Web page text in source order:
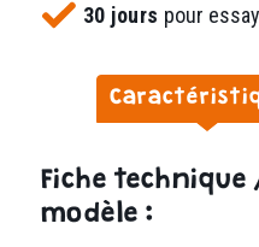
30 jours pour
Fiche
modèle :